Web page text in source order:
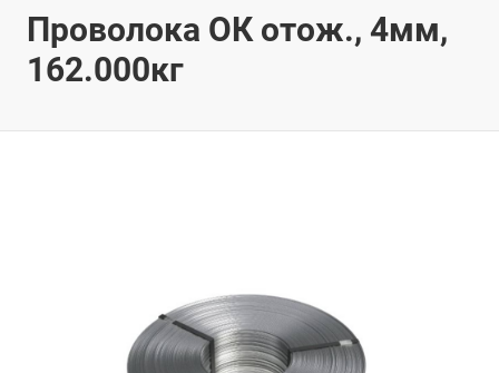
Проволока ОК отож., 4мм,
162.000кг